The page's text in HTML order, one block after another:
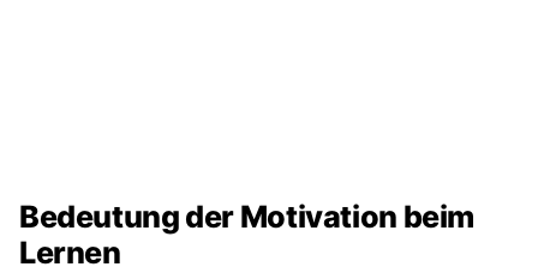
Besonderheiten des Lernens in
verschiedenen Lebensphasen
Bedeutung der Motivation beim
Lernen